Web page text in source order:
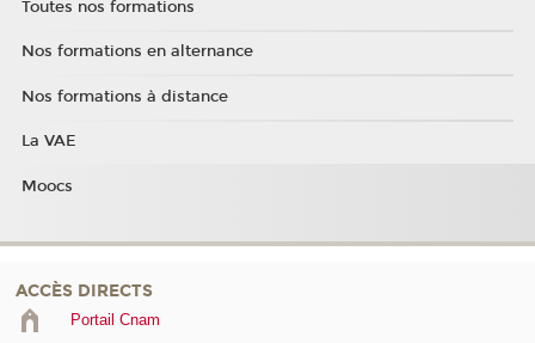
Toutes nos formations
Nos formations en alternance
Nos formations à distance
La VAE
Moocs
ACCÈS DIRECTS
Portail Cnam